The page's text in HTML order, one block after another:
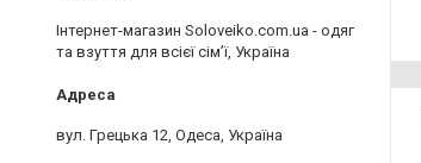
Інтернет-магазин Soloveiko.com.ua - одяг
та взуття для всієї сім’ї, Україна
вул. Грецька 12, Одеса, Україна